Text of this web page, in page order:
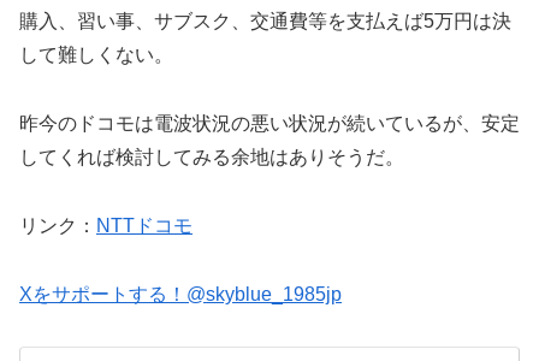
購入、習い事、サブスク、交通費等を支払えば5万円は決
して難しくない。
昨今のドコモは電波状況の悪い状況が続いているが、安定
してくれば検討してみる余地はありそうだ。
リンク： NTTドコモ
Xをサポートする！@skyblue_1985jp